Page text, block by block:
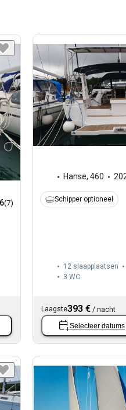
(7)
Hanse, 460
Schipper optioneel
12 slaapplaatsen
3 WC
Laagste393 €/ nacht
Selecteer datums